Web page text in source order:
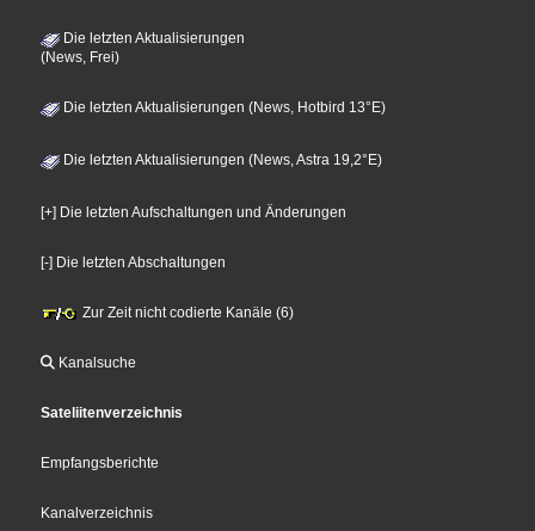
Die letzten Aktualisierungen
(News, Frei)
Die letzten Aktualisierungen (News, Hotbird 13°E)
Die letzten Aktualisierungen (News, Astra 19,2°E)
[+] Die letzten Aufschaltungen und Änderungen
[-] Die letzten Abschaltungen
Zur Zeit nicht codierte Kanäle (6)
Kanalsuche
Sateliitenverzeichnis
Empfangsberichte
Kanalverzeichnis